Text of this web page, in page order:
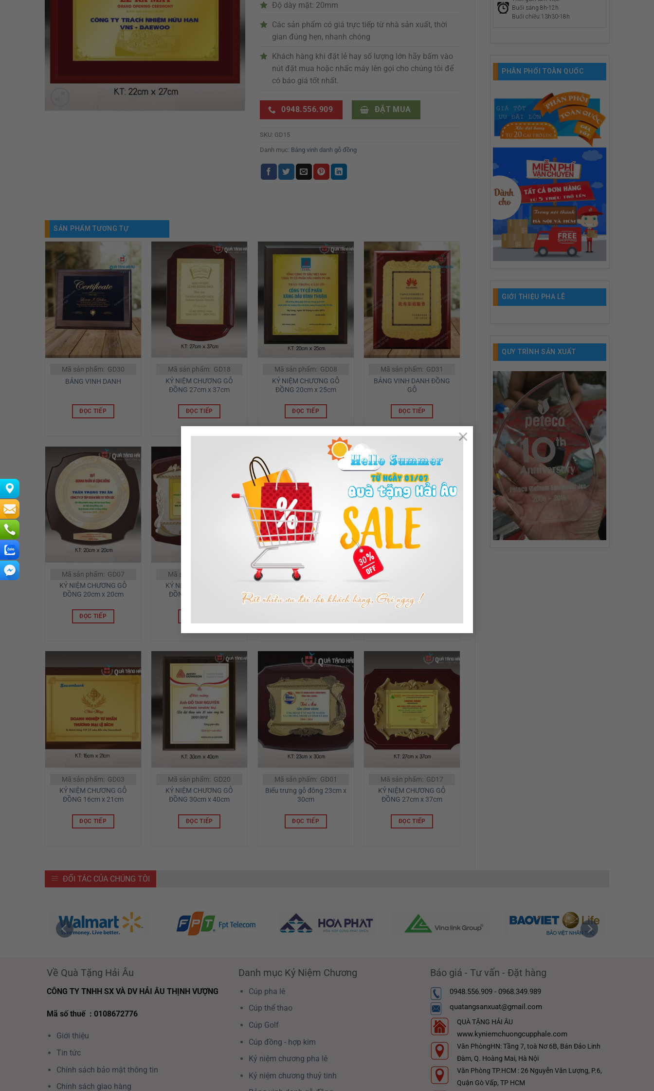
×
Buổi sáng 8h-12h
Buổi chiều:13h30-18h
PHÂN PHỐI TOÀN QUỐC
GIỚI THIỆU PHA LÊ
QUY TRÌNH SẢN XUẤT
Độ dày mặt: 20mm
Các sản phẩm có giá trực tiếp từ nhà sản xuất, thời
gian đúng hẹn, nhanh chóng
Khách hàng khi đặt lẻ hay số lượng lớn hãy bấm vào
nút đặt mua hoặc nhấc máy lên gọi cho chúng tôi để
có báo giá tốt nhất.
0948.556.909 ĐẶT MUA
SKU: GD15
Danh mục: Bảng vinh danh gỗ đồng
SẢN PHẨM TƯƠNG TỰ
Mã sản phẩm: GD30
BẢNG VINH DANH
ĐỌC TIẾP
Mã sản phẩm: GD18
KỶ NIỆM CHƯƠNG GỖ
ĐỒNG 27cm x 37cm
ĐỌC TIẾP
Mã sản phẩm: GD08
KỶ NIỆM CHƯƠNG GỖ
ĐỒNG 20cm x 25cm
ĐỌC TIẾP
Mã sản phẩm: GD31
BẢNG VINH DANH ĐỒNG
GỖ
ĐỌC TIẾP
Mã sản phẩm: GD07
KỶ NIỆM CHƯƠNG GỖ
ĐỒNG 20cm x 20cm
ĐỌC TIẾP
Mã sản phẩm: GD23
KỶ NIỆM CHƯƠNG GỖ
ĐỒNG 35cm x 45cm
Mã sản phẩm: GD16
ĐỒNG 20cm x 30cm
Mã sản phẩm: GD32
Mã sản phẩm: GD03
KỶ NIỆM CHƯƠNG GỖ
ĐỒNG 16cm x 21cm
ĐỌC TIẾP
Mã sản phẩm: GD20
KỶ NIỆM CHƯƠNG GỖ
ĐỒNG 30cm x 40cm
ĐỌC TIẾP
Mã sản phẩm: GD01
Biểu trưng gỗ đông 23cm x
30cm
ĐỌC TIẾP
Mã sản phẩm: GD17
KỶ NIỆM CHƯƠNG GỖ
ĐỒNG 27cm x 37cm
ĐỌC TIẾP
ĐỐI TÁC CỦA CHÚNG TÔI
Về Quà Tặng Hải Âu
CÔNG TY TNHH SX VÀ DV HẢI ÂU THỊNH VƯỢNG
Mã số thuế : 0108672776
Giới thiệu
Tin tức
Chính sách bảo mật thông tin
Chính sách giao hàng
Danh mục Kỷ Niệm Chương
Cúp pha lê
Cúp thể thao
Cúp Golf
Cúp đồng - hợp kim
Kỷ niệm chương pha lê
Kỷ niệm chương thuỷ tinh
Báo giá - Tư vấn - Đặt hàng
0948.556.909 - 0968.349.989
quatangsanxuat@gmail.com
QUÀ TẶNG HẢI ÂU
www.kyniemchuongcupphale.com
Văn PhòngHN: Tầng 7, toà Nơ 6B, Bán Đảo Linh
Đàm, Q. Hoàng Mai, Hà Nội
Văn Phòng TP.HCM : 26 Nguyễn Văn Lượng, P.6,
Quận Gò Vấp, TP HCM